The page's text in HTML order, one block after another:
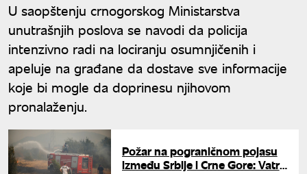
U saopštenju crnogorskog Ministarstva
unutrašnjih poslova se navodi da policija
intenzivno radi na lociranju osumnjičenih i
apeluje na građane da dostave sve informacije
koje bi mogle da doprinesu njihovom
pronalaženju.
Požar na pograničnom pojasu
između Srbije i Crne Gore: Vatra